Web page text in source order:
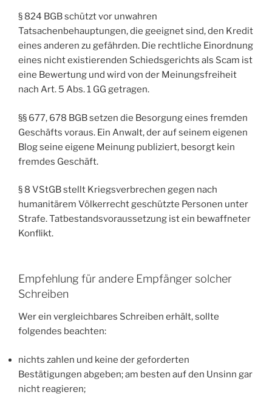
§ 824 BGB schützt vor unwahren
Tatsachenbehauptungen, die geeignet sind, den Kredit
eines anderen zu gefährden. Die rechtliche Einordnung
eines nicht existierenden Schiedsgerichts als Scam ist
eine Bewertung und wird von der Meinungsfreiheit
nach Art. 5 Abs. 1 GG getragen.
§§ 677, 678 BGB setzen die Besorgung eines fremden
Geschäfts voraus. Ein Anwalt, der auf seinem eigenen
Blog seine eigene Meinung publiziert, besorgt kein
fremdes Geschäft.
§ 8 VStGB stellt Kriegsverbrechen gegen nach
humanitärem Völkerrecht geschützte Personen unter
Strafe. Tatbestandsvoraussetzung ist ein bewaffneter
Konflikt.
Empfehlung für andere Empfänger solcher
Schreiben
Wer ein vergleichbares Schreiben erhält, sollte
folgendes beachten:
nichts zahlen und keine der geforderten
Bestätigungen abgeben; am besten auf den Unsinn gar
nicht reagieren;